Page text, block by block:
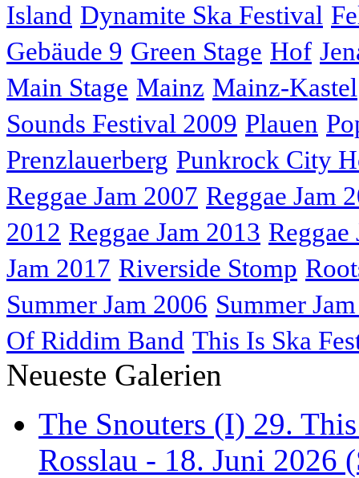
Island Dynamite Ska Festival
Gebäude 9 Green Stage Hof
Main Stage Mainz Mainz-Kastel
Sounds Festival 2009 Plauen
Prenzlauerberg Punkrock City
Reggae Jam 2007 Reggae Jam
2012 Reggae Jam 2013 Reggae
Jam 2017 Riverside Stomp
Summer Jam 2006 Summer
Of Riddim Band This Is Ska
Neueste Galerien
The Snouters (I) 29.
Rosslau - 18. Juni 2026